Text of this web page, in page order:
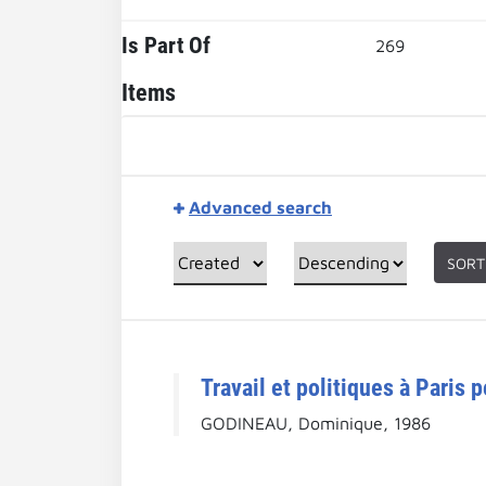
Is Part Of 269
Items
Advanced search
SORT
Travail et politiques à Paris
GODINEAU, Dominique, 1986